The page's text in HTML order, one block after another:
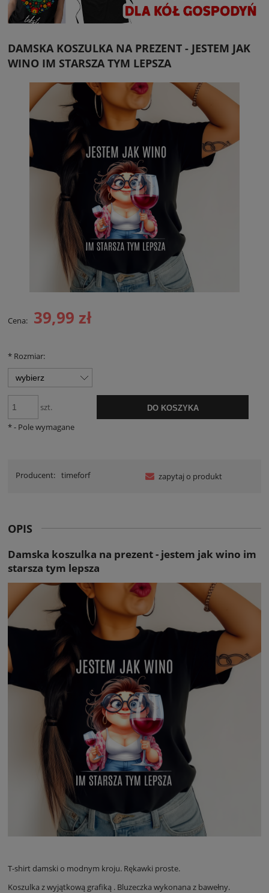
DAMSKA KOSZULKA NA PREZENT - JESTEM JAK
WINO IM STARSZA TYM LEPSZA
Cena: 39,99 zł
* Rozmiar:
szt. DO KOSZYKA
*- Pole wymagane
Producent: timeforf zapytaj o produkt
OPIS
Damska koszulka na prezent - jestem jak wino im
starsza tym lepsza
T-shirt damski o modnym kroju. Rękawki proste.
Koszulka z wyjątkową grafiką . Bluzeczka wykonana z bawełny.